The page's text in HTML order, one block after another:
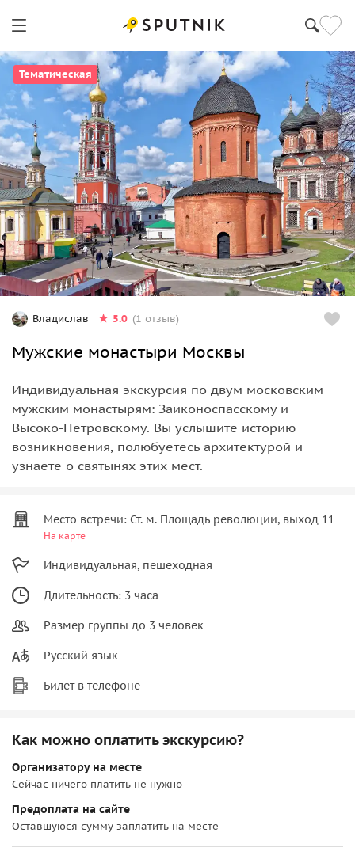
Тематическая
Владислав 5.0 (1 отзыв)
Мужские монастыри Москвы
Индивидуальная экскурсия по двум московским
мужским монастырям: Заиконоспасскому и
Высоко-Петровскому. Вы услышите историю
возникновения, полюбуетесь архитектурой и
узнаете о святынях этих мест.
Место встречи: Ст. м. Площадь революции, выход 11
На карте
Индивидуальная, пешеходная
Длительность: 3 часа
Размер группы до 3 человек
Русский язык
Билет в телефоне
Как можно оплатить экскурсию?
Организатору на месте
Сейчас ничего платить не нужно
Предоплата на сайте
Оставшуюся сумму заплатить на месте